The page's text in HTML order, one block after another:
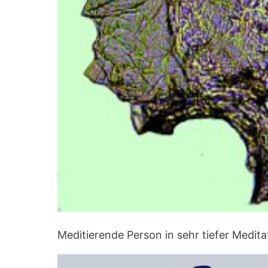
Meditierende Person in sehr tiefer